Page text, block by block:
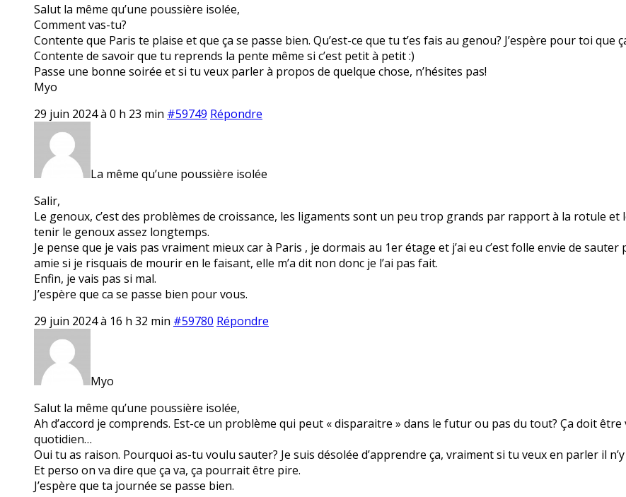
Salut la même qu’une poussière isolée,
Comment vas-tu?
Contente que Paris te plaise et que ça se passe bien. Qu’est-ce que tu t’es fais au genou? J’espère pour toi que
Contente de savoir que tu reprends la pente même si c’est petit à petit :)
Passe une bonne soirée et si tu veux parler à propos de quelque chose, n’hésites pas!
Myo
29 juin 2024 à 0 h 23 min #59749 Répondre
La même qu’une poussière isolée
Salir,
Le genoux, c’est des problèmes de croissance, les ligaments sont un peu trop grands par rapport à la rotule et
tenir le genoux assez longtemps.
Je pense que je vais pas vraiment mieux car à Paris , je dormais au 1er étage et j’ai eu c’est folle envie de
amie si je risquais de mourir en le faisant, elle m’a dit non donc je l’ai pas fait.
Enfin, je vais pas si mal.
J’espère que ca se passe bien pour vous.
29 juin 2024 à 16 h 32 min #59780 Répondre
Myo
Salut la même qu’une poussière isolée,
Ah d’accord je comprends. Est-ce un problème qui peut « disparaitre » dans le futur ou pas du tout? Ça doit
quotidien…
Oui tu as raison. Pourquoi as-tu voulu sauter? Je suis désolée d’apprendre ça, vraiment si tu veux en parler il
Et perso on va dire que ça va, ça pourrait être pire.
J’espère que ta journée se passe bien.